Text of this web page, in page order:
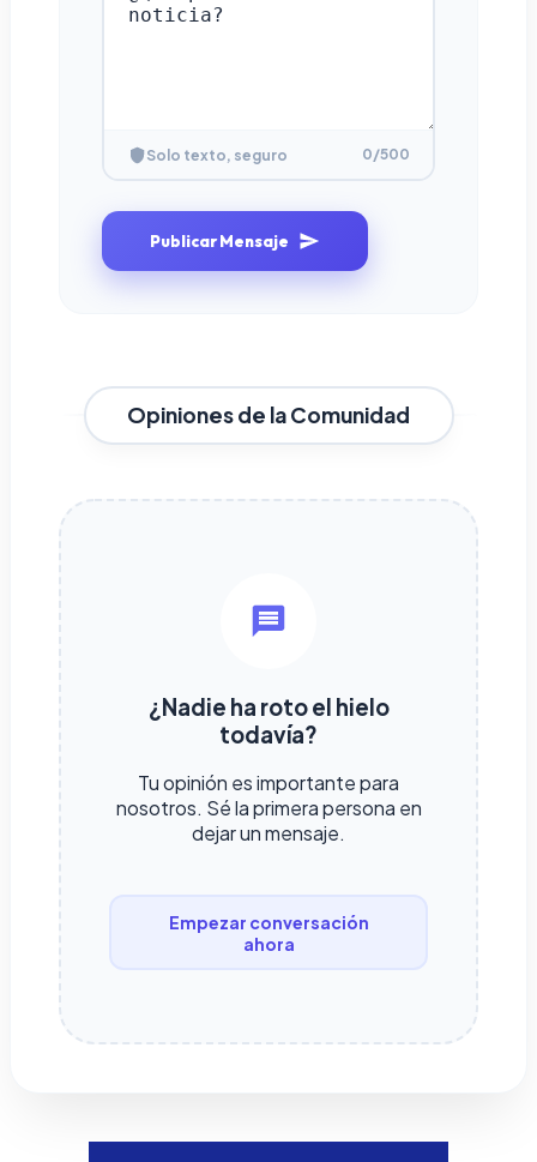
Solo texto, seguro 0/500
Publicar Mensaje
Opiniones de la Comunidad
¿Nadie ha roto el hielo
todavía?
Tu opinión es importante para
nosotros. Sé la primera persona en
dejar un mensaje.
Empezar conversación
ahora